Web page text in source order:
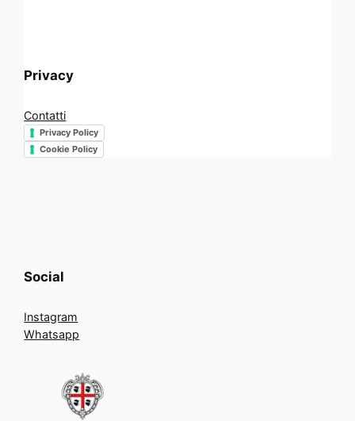
Privacy
Contatti
Privacy Policy
Cookie Policy
Social
Instagram
Whatsapp